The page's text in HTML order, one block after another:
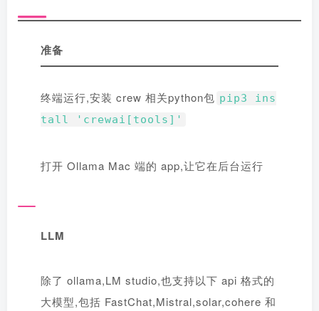
准备
终端运行,安装 crew 相关python包 pip3 ins
tall 'crewai[tools]'
打开 Ollama Mac 端的 app,让它在后台运行
LLM
除了 ollama,LM studio,也支持以下 api 格式的
大模型,包括 FastChat,Mistral,solar,cohere 和